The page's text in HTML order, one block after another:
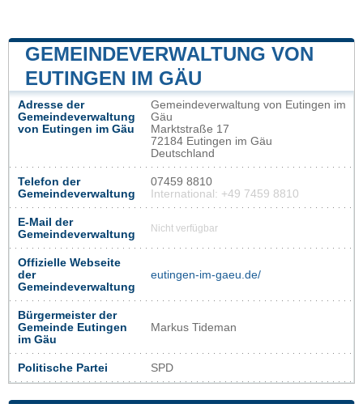
GEMEINDEVERWALTUNG VON
EUTINGEN IM GÄU
Adresse der
Gemeindeverwaltung
von Eutingen im Gäu
Gemeindeverwaltung von Eutingen im
Gäu
Marktstraße 17
72184 Eutingen im Gäu
Deutschland
Telefon der
Gemeindeverwaltung
07459 8810
International: +49 7459 8810
E-Mail der
Gemeindeverwaltung
Nicht verfügbar
Offizielle Webseite
der
Gemeindeverwaltung
eutingen-im-gaeu.de/
Bürgermeister der
Gemeinde Eutingen
im Gäu
Markus Tideman
Politische Partei SPD